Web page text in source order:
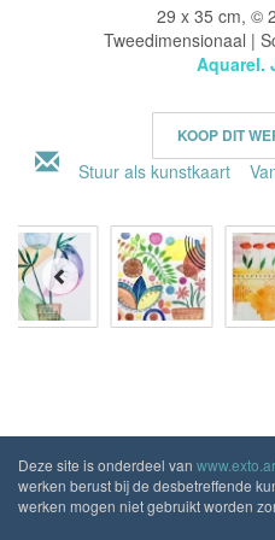
29 x 35 cm, ©
Tweedimensionaal |
Aquarel.
KOOP DIT
Stuur als kunstkaart
Deze site is onderdeel van
werken berust bij de desbetreffende
werken mogen niet gebruikt worden